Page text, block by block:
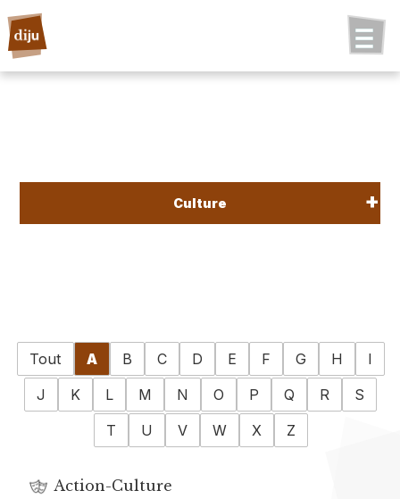
Culture
Tout A B C D E F G H
I
J
K L M N O P Q R
S
T
U V W X Z
Action-Culture